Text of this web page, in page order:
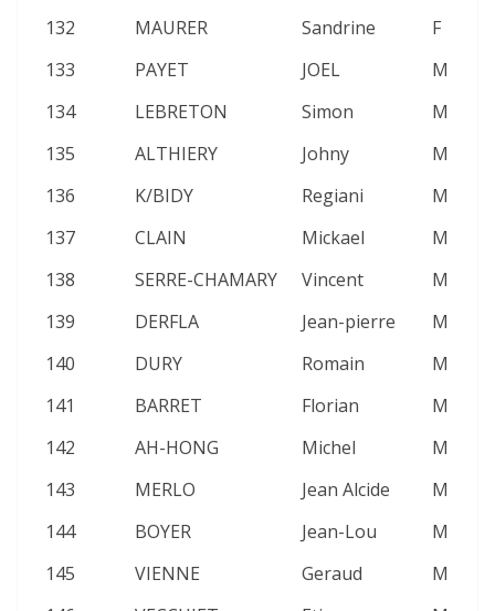
132
MAURER Sandrine F
133
PAYET JOEL M
134
LEBRETON Simon M
135
ALTHIERY Johny M
136
K/BIDY Regiani M
137
CLAIN Mickael M
138
SERRE-CHAMARY Vincent M
139
DERFLA Jean-pierre M
140
DURY Romain M
141
BARRET Florian M
142
AH-HONG Michel M
143
MERLO Jean Alcide M
144
BOYER Jean-Lou M
145
VIENNE Geraud M